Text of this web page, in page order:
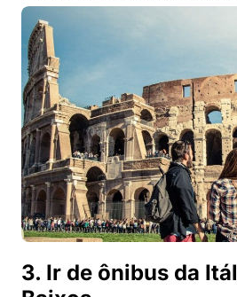
3. Ir de ônibus da